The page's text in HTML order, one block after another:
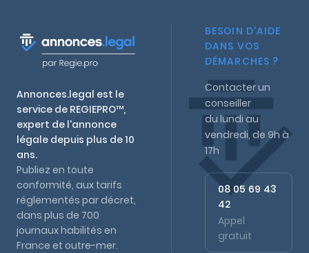
Annonces.legal est le
service de REGIEPRO™,
expert de l'annonce
légale depuis plus de 10
ans.
Publiez en toute
conformité, aux tarifs
réglementés par décret,
dans plus de 700
journaux habilités en
France et outre-mer.
BESOIN D'AIDE
DANS VOS
DÉMARCHES ?
Contacter un
conseiller
du lundi au
vendredi, de 9h à
17h
08 05 69 43
42
Appel
gratuit